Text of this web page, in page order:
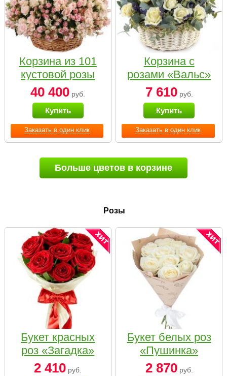
Заказать в один клик
Корзина из 101
кустовой розы
нежных тонов
40 400 руб.
Купить
Заказать в один клик
Корзина с
розами «Вальс»
7 610руб.
Купить
Больше цветов в корзине
Розы
Букет красных
роз «Загадка»
2 410 руб.
Букет белых роз
«Пушинка»
2 870руб.